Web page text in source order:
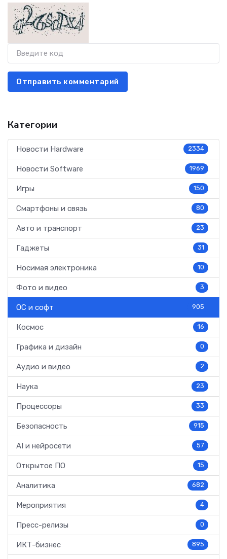
Отправить комментарий
Категории
Новости Hardware 2334
Новости Software 1969
Игры 150
Смартфоны и связь 80
Авто и транспорт 23
Гаджеты 31
Носимая электроника 10
Фото и видео 3
ОС и софт 905
Космос 16
Графика и дизайн 0
Аудио и видео 2
Наука 23
Процессоры 33
Безопасность 915
AI и нейросети 57
Открытое ПО 15
Аналитика 682
Мероприятия 4
Пресс-релизы 0
ИКТ-бизнес 895